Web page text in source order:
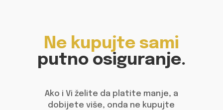
Ne kupujte sami
putno osiguranje.
Ako i Vi želite da platite manje, a
dobijete više, onda ne kupujte